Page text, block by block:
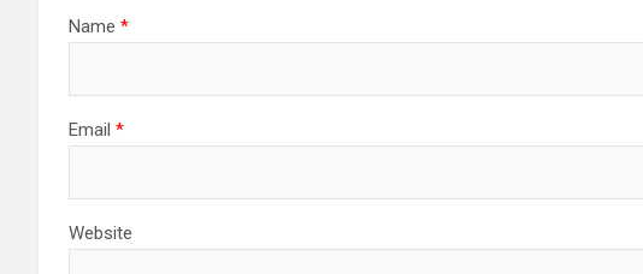
Name *
Email *
Website